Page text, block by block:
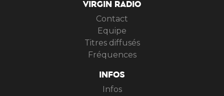
VIRGIN RADIO
Contact
Equipe
Titres diffusés
Fréquences
INFOS
Infos